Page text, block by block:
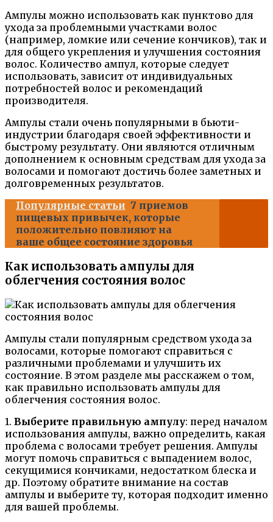
Ампулы можно использовать как пунктово для
ухода за проблемными участками волос
(например, ломкие или сечение кончиков), так и
для общего укрепления и улучшения состояния
волос. Количество ампул, которые следует
использовать, зависит от индивидуальных
потребностей волос и рекомендаций
производителя.
Ампулы стали очень популярными в бьюти-
индустрии благодаря своей эффективности и
быстрому результату. Они являются отличным
дополнением к основным средствам для ухода за
волосами и помогают достичь более заметных и
долговременных результатов.
Популярные статьи 7 приемов
пищевых привычек, которые
положительно повлияют на
ваше общее состояние здоровья
Как использовать ампулы для
облегчения состояния волос
Ампулы стали популярным средством ухода за
волосами, которые помогают справиться с
различными проблемами и улучшить их
состояние. В этом разделе мы расскажем о том,
как правильно использовать ампулы для
облегчения состояния волос.
1. Выберите правильную ампулу: перед началом
использования ампулы, важно определить, какая
проблема с волосами требует решения. Ампулы
могут помочь справиться с выпадением волос,
секущимися кончиками, недостатком блеска и
др. Поэтому обратите внимание на состав
ампулы и выберите ту, которая подходит именно
для вашей проблемы.